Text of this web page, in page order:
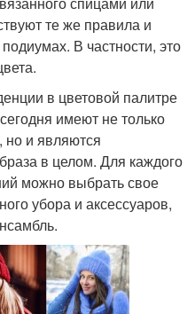
те же правила и
В частности, это
в цветовой палитре
имеют не только
но и являются
в целом. Для каждого
можно выбрать свое
убора и аксессуаров,